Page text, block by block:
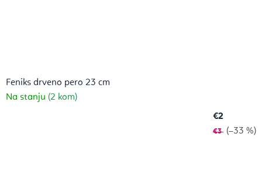
Feniks drveno pero 23 cm
Na stanju (2 kom)
€2
€3 (–33 %)